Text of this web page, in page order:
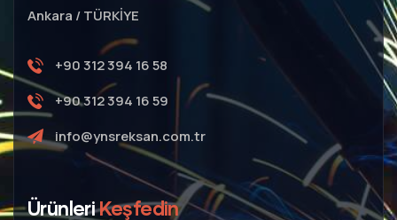
Ankara / TÜRKİYE
+90 312 394 16 58
+90 312 394 16 59
info@ynsreksan.com.tr
ÜrünleriKeşfedin